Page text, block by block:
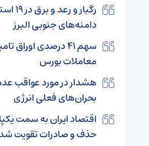
رگبار
دامنه‌های جنوبی البرز
سهم ۴۱ درصدی اوراق
معاملات بورس
هشدار در مورد عواقب
بحران‌های فعلی انرژی
اقتصاد ایران به سمت
حذف و صادرات تقویت